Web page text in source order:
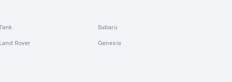
Subaru
Land Rover Genesis